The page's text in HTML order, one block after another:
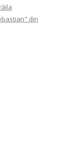
din